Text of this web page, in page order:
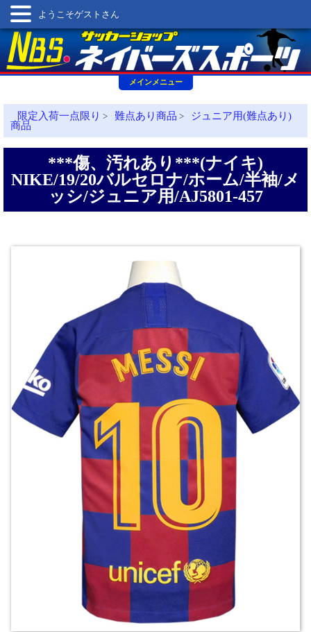
メインメニュー
ようこそゲストさん
限定入荷一点限り > 難点あり商品 >
ジュニア用(難点あり)
商品
***傷、汚れあり***(ナイキ)
NIKE/19/20バルセロナ/ホーム/半袖/メ
ッシ/ジュニア用/AJ5801-457